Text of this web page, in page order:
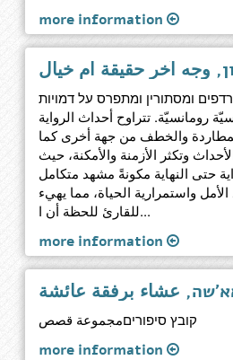
more information
ומסתורין ומתפרס על דמויות
رومانسيّة. تتراوح أحداث الرواية
والخطف من جهة أخرى كما
وتكثر الأزمنة والأمكنة، حيث
حتى النهاية مكونةً مشهد متكامل
واستمرارية الحياة، مما يهيء
للقارئ للحظة أن ا...
more information
عشاء برفقة عائشة
קובץ סיפוריםمجموعة قصص
more information